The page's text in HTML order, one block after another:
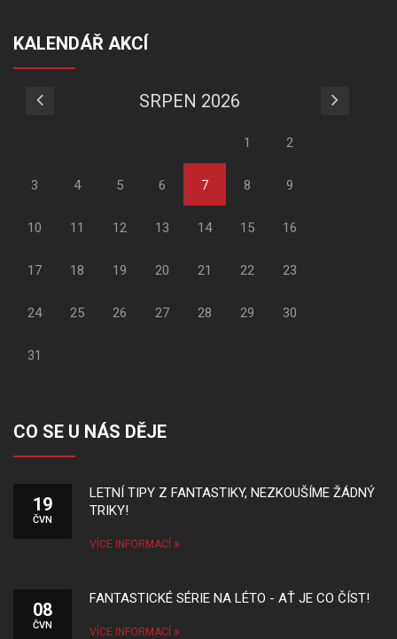
KALENDÁŘ AKCÍ
SRPEN 2026
1 2
3 4 5 6 7 8 9
10 11 12 13 14 15 16
17 18 19 20 21 22 23
24 25 26 27 28 29 30
31
CO SE U NÁS DĚJE
19
ČVN
LETNÍ TIPY Z FANTASTIKY, NEZKOUŠÍME ŽÁDNÝ
TRIKY!
VÍCE INFORMACÍ
08
ČVN
FANTASTICKÉ SÉRIE NA LÉTO - AŤ JE CO ČÍST!
VÍCE INFORMACÍ